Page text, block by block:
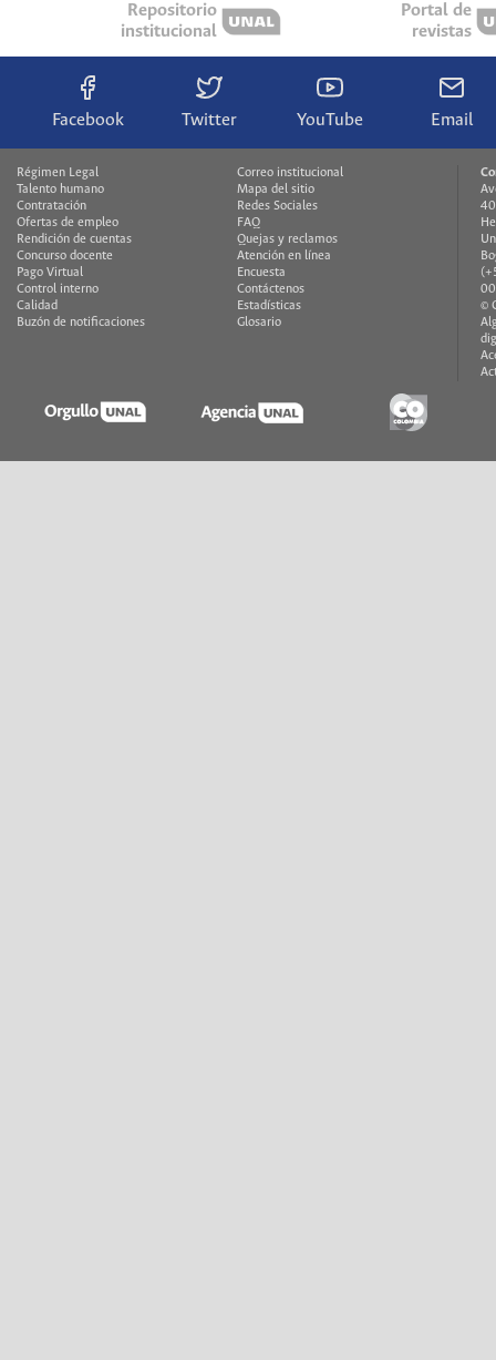
Repositorio
institucional
Portal de
revistas
Facebook Twitter YouTube Email
Régimen Legal
Talento humano
Contratación
Ofertas de empleo
Rendición de cuentas
Concurso docente
Pago Virtual
Control interno
Calidad
Buzón de notificaciones
Correo institucional
Mapa del sitio
Redes Sociales
FAQ
Quejas y reclamos
Atención en línea
Encuesta
Contáctenos
Estadísticas
Glosario
©